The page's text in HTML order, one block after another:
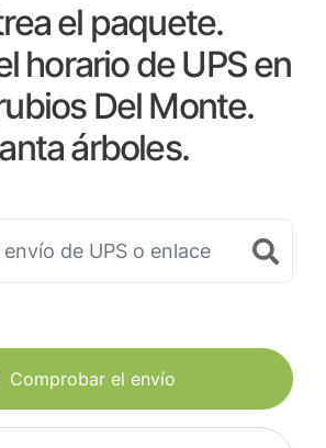
el paquete.
horario de UPS en
Del Monte.
árboles.
Comprobar el envío